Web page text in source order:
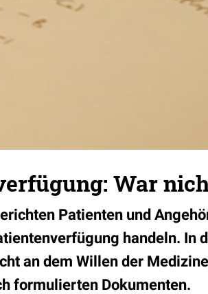
War
Patienten und
handeln. In
an dem Willen der
formulierten Dokumenten.